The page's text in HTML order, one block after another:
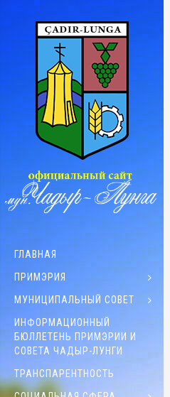
ГЛАВНАЯ
ПРИМЭРИЯ
МУНИЦИПАЛЬНЫЙ СОВЕТ
ИНФОРМАЦИОННЫЙ
БЮЛЛЕТЕНЬ ПРИМЭРИИ И
СОВЕТА ЧАДЫР-ЛУНГИ
ТРАНСПАРЕНТНОСТЬ